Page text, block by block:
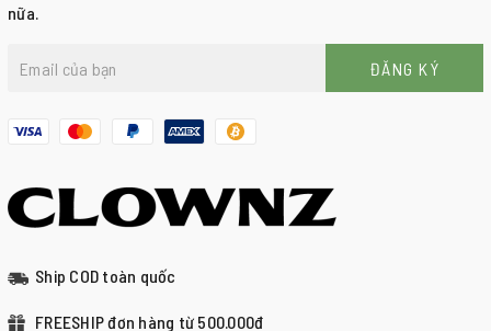
Ship COD toàn quốc
FREESHIP đơn hàng từ 500.000đ
nữa.
ĐĂNG KÝ